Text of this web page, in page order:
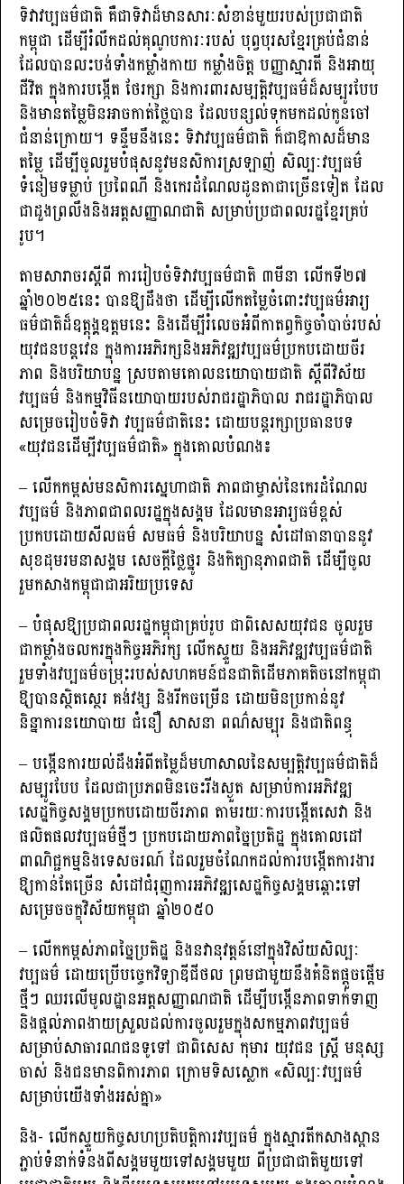
ទិវាវប្បធម៌ជាតិ គឺជាទិវាដ៏មានសារៈសំខាន់មួយរបស់ប្រជាជាតិ
កម្ពុជា ដើម្បីរំលឹកដល់គុណូបការៈរបស់ បុព្វបុរសខ្មែរគ្រប់ជំនាន់
ដែលបានលះបង់ទាំងកម្លាំងកាយ កម្លាំងចិត្ត បញ្ញាស្មារតី និងអាយុ
ជីវិត ក្នុងការបង្កើត ថែរក្សា និងការពារសម្បត្តិវប្បធម៌ដ៏សម្បូរបែប
និងមានតម្លៃមិនអាចកាត់ថ្លៃបាន ដែលបន្សល់ទុកមកដល់កូនចៅ
ជំនាន់ក្រោយ។ ទន្ទឹមនឹងនេះ ទិវាវប្បធម៌ជាតិ ក៏ជាឱកាសដ៏មាន
តម្លៃ ដើម្បីចូលរួមបំផុសនូវមនសិការស្រឡាញ់ សិល្បៈវប្បធម៌
ទំនៀមទម្លាប់ ប្រពៃណី និងកេរដំណែលដូនតាជាច្រើនទៀត ដែល
ជាដួងព្រលឹងនិងអត្តសញ្ញាណជាតិ សម្រាប់ប្រជាពលរដ្ឋខ្មែរគ្រប់
រូប។
តាមសារាចរស្តីពី ការរៀបចំទិវាវប្បធម៌ជាតិ ៣មីនា លើកទី២៧
ឆ្នាំ២០២៥នេះ បានឱ្យដឹងថា ដើម្បីលើកតម្លៃចំពោះវប្បធម៌អារ្យ
ធម៌ជាតិដ៏ឧត្តុង្គឧត្តមនេះ និងដើម្បីរំលេចអំពីកាតព្វកិច្ចចាំបាច់របស់
យុវជនបន្តវេន ក្នុងការអភិរក្សនិងអភិវឌ្ឍវប្បធម៌ប្រកបដោយចីរ
ភាព និងបរិយាបន្ន ស្របតាមគោលនយោបាយជាតិ ស្ដីពីវិស័យ
វប្បធម៌ និងកម្មវិធីនយោបាយរបស់រាជរដ្ឋាភិបាល រាជរដ្ឋាភិបាល
សម្រេចរៀបចំទិវា វប្បធម៌ជាតិនេះ ដោយបន្តរក្សាប្រធានបទ
«យុវជនដើម្បីវប្បធម៌ជាតិ» ក្នុងគោលបំណង៖
– លើកកម្ពស់មនសិការស្នេហាជាតិ ភាពជាម្ចាស់នៃកេរដំណែល
វប្បធម៌ និងភាពជាពលរដ្ឋក្នុងសង្គម ដែលមានអារ្យធម៌ខ្ពស់
ប្រកបដោយសីលធម៌ សមធម៌ និងបរិយាបន្ន សំដៅធានាបាននូវ
សុខដុមរមនាសង្គម សេចក្តីថ្លៃថ្នូរ និងកិត្យានុភាពជាតិ ដើម្បីចូល
រួមកសាងកម្ពុជាជាអរិយប្រទេស
– បំផុសឱ្យប្រជាពលរដ្ឋកម្ពុជាគ្រប់រូប ជាពិសេសយុវជន ចូលរួម
ជាកម្លាំងចលករក្នុងកិច្ចអភិរក្ស លើកស្ទួយ និងអភិវឌ្ឍវប្បធម៌ជាតិ
រួមទាំងវប្បធម៌ចម្រុះរបស់សហគមន៍ជនជាតិដើមភាគតិចនៅកម្ពុជា
ឱ្យបានស្ថិតស្ថេរ គង់វង្ស និងរីកចម្រើន ដោយមិនប្រកាន់នូវ
និន្នាការនយោបាយ ជំនឿ សាសនា ពណ៌សម្បុរ និងជាតិពន្ធុ
– បង្កើនការយល់ដឹងអំពីតម្លៃដ៏មហាសាលនៃសម្បត្តិវប្បធម៌ជាតិដ៏
សម្បូរបែប ដែលជាប្រភពមិនចេះរីងស្ងួត សម្រាប់ការអភិវឌ្ឍ
សេដ្ឋកិច្ចសង្គមប្រកបដោយចីរភាព តាមរយៈការបង្កើតសេវា និង
ផលិតផលវប្បធម៌ថ្មីៗ ប្រកបដោយភាពច្នៃប្រតិដ្ឋ ក្នុងគោលដៅ
ពាណិជ្ជកម្មនិងទេសចរណ៍ ដែលរួមចំណែកដល់ការបង្កើតការងារ
ឱ្យកាន់តែច្រើន សំដៅជំរុញការអភិវឌ្ឍសេដ្ឋកិច្ចសង្គមឆ្ពោះទៅ
សម្រេចចក្ខុវិស័យកម្ពុជា ឆ្នាំ២០៥០
– លើកកម្ពស់ភាពច្នៃប្រតិដ្ឋ និងនវានុវត្តន៍នៅក្នុងវិស័យសិល្បៈ
វប្បធម៌ ដោយប្រើបច្ចេកវិទ្យាឌីជីថល ព្រមជាមួយនឹងគំនិតផ្តួចផ្តើម
ថ្មីៗ ឈរលើមូលដ្ឋានអត្តសញ្ញាណជាតិ ដើម្បីបង្កើនភាពទាក់ទាញ
និងផ្ដល់ភាពងាយស្រួលដល់ការចូលរួមក្នុងសកម្មភាពវប្បធម៌
សម្រាប់សាធារណជនទូទៅ ជាពិសេស កុមារ យុវជន ស្ត្រី មនុស្ស
ចាស់ និងជនមានពិការភាព ក្រោមទិសស្លោក «សិល្បៈវប្បធម៌
សម្រាប់យើងទាំងអស់គ្នា»
និង- លើកស្ទួយកិច្ចសហប្រតិបត្តិការវប្បធម៌ ក្នុងស្មារតីកសាងស្ពាន
ភ្ជាប់ទំនាក់ទំនងពីសង្គមមួយទៅសង្គមមួយ ពីប្រជាជាតិមួយទៅ